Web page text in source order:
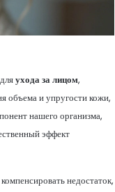
ухода за лицом,
объема и упругости кожи,
нашего организма,
эффект
недостаток,